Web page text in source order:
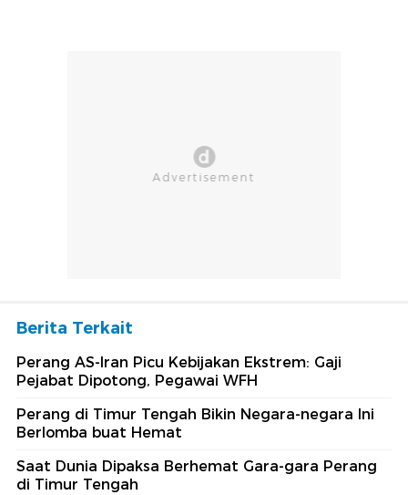
Berita Terkait
Perang AS-Iran Picu Kebijakan Ekstrem: Gaji
Pejabat Dipotong, Pegawai WFH
Perang di Timur Tengah Bikin Negara-negara Ini
Berlomba buat Hemat
Saat Dunia Dipaksa Berhemat Gara-gara Perang
di Timur Tengah